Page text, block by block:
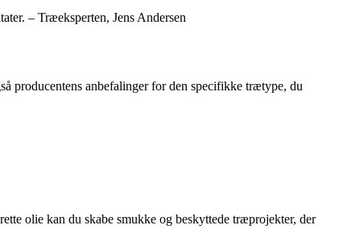
– Træeksperten, Jens Andersen
producentens anbefalinger for den specifikke trætype, du
olie kan du skabe smukke og beskyttede træprojekter, der